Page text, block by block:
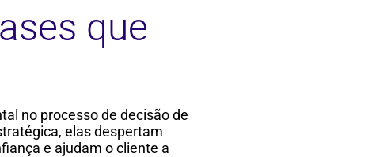
que
no processo de decisão de
elas despertam
e ajudam o cliente a